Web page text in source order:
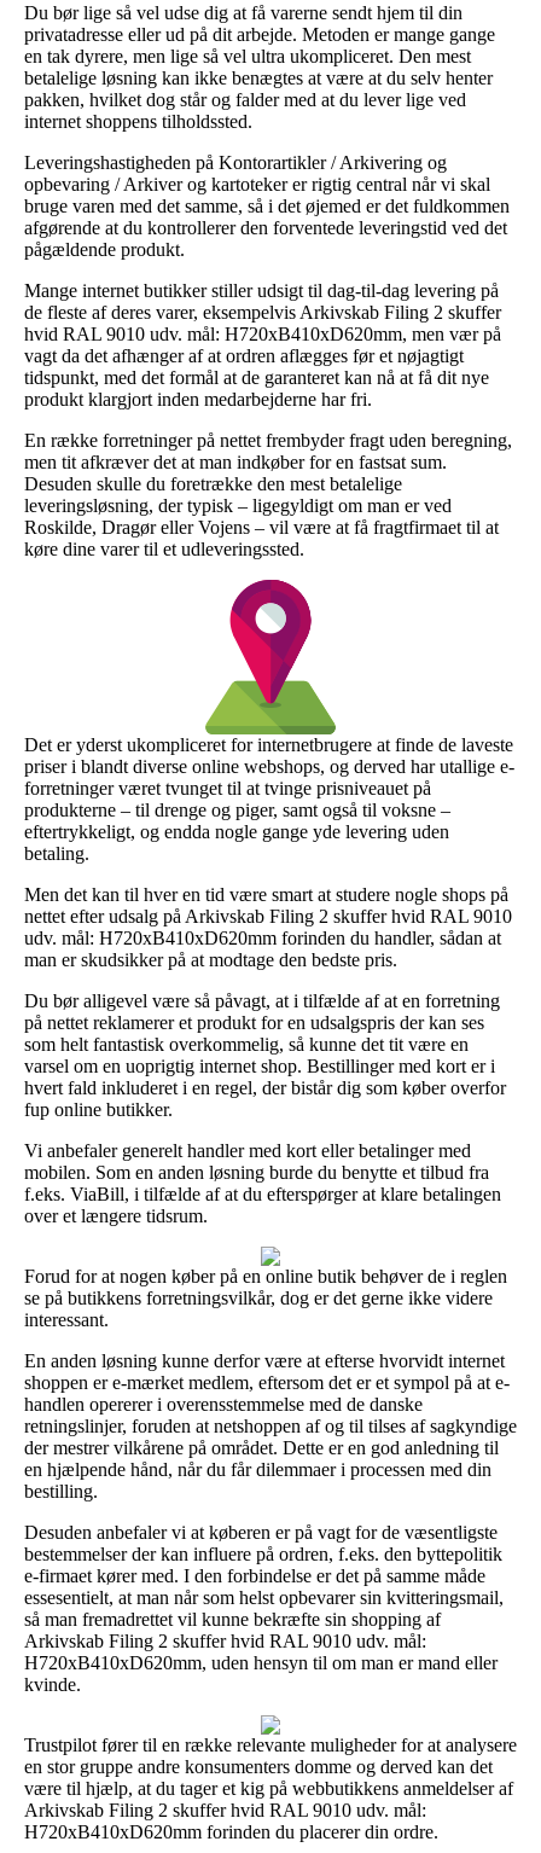
Du bør lige så vel udse dig at få varerne sendt hjem til din
privatadresse eller ud på dit arbejde. Metoden er mange gange
en tak dyrere, men lige så vel ultra ukompliceret. Den mest
betalelige løsning kan ikke benægtes at være at du selv henter
pakken, hvilket dog står og falder med at du lever lige ved
internet shoppens tilholdssted.
Leveringshastigheden på Kontorartikler / Arkivering og
opbevaring / Arkiver og kartoteker er rigtig central når vi skal
bruge varen med det samme, så i det øjemed er det fuldkommen
afgørende at du kontrollerer den forventede leveringstid ved det
pågældende produkt.
Mange internet butikker stiller udsigt til dag-til-dag levering på
de fleste af deres varer, eksempelvis Arkivskab Filing 2 skuffer
hvid RAL 9010 udv. mål: H720xB410xD620mm, men vær på
vagt da det afhænger af at ordren aflægges før et nøjagtigt
tidspunkt, med det formål at de garanteret kan nå at få dit nye
produkt klargjort inden medarbejderne har fri.
En række forretninger på nettet frembyder fragt uden beregning,
men tit afkræver det at man indkøber for en fastsat sum.
Desuden skulle du foretrække den mest betalelige
leveringsløsning, der typisk – ligegyldigt om man er ved
Roskilde, Dragør eller Vojens – vil være at få fragtfirmaet til at
køre dine varer til et udleveringssted.
Det er yderst ukompliceret for internetbrugere at finde de laveste
priser i blandt diverse online webshops, og derved har utallige e-
forretninger været tvunget til at tvinge prisniveauet på
produkterne – til drenge og piger, samt også til voksne –
eftertrykkeligt, og endda nogle gange yde levering uden
betaling.
Men det kan til hver en tid være smart at studere nogle shops på
nettet efter udsalg på Arkivskab Filing 2 skuffer hvid RAL 9010
udv. mål: H720xB410xD620mm forinden du handler, sådan at
man er skudsikker på at modtage den bedste pris.
Du bør alligevel være så påvagt, at i tilfælde af at en forretning
på nettet reklamerer et produkt for en udsalgspris der kan ses
som helt fantastisk overkommelig, så kunne det tit være en
varsel om en uoprigtig internet shop. Bestillinger med kort er i
hvert fald inkluderet i en regel, der bistår dig som køber overfor
fup online butikker.
Vi anbefaler generelt handler med kort eller betalinger med
mobilen. Som en anden løsning burde du benytte et tilbud fra
f.eks. ViaBill, i tilfælde af at du efterspørger at klare betalingen
over et længere tidsrum.
Forud for at nogen køber på en online butik behøver de i reglen
se på butikkens forretningsvilkår, dog er det gerne ikke videre
interessant.
En anden løsning kunne derfor være at efterse hvorvidt internet
shoppen er e-mærket medlem, eftersom det er et sympol på at e-
handlen opererer i overensstemmelse med de danske
retningslinjer, foruden at netshoppen af og til tilses af sagkyndige
der mestrer vilkårene på området. Dette er en god anledning til
en hjælpende hånd, når du får dilemmaer i processen med din
bestilling.
Desuden anbefaler vi at køberen er på vagt for de væsentligste
bestemmelser der kan influere på ordren, f.eks. den byttepolitik
e-firmaet kører med. I den forbindelse er det på samme måde
essesentielt, at man når som helst opbevarer sin kvitteringsmail,
så man fremadrettet vil kunne bekræfte sin shopping af
Arkivskab Filing 2 skuffer hvid RAL 9010 udv. mål:
H720xB410xD620mm, uden hensyn til om man er mand eller
kvinde.
Trustpilot fører til en række relevante muligheder for at analysere
en stor gruppe andre konsumenters domme og derved kan det
være til hjælp, at du tager et kig på webbutikkens anmeldelser af
Arkivskab Filing 2 skuffer hvid RAL 9010 udv. mål:
H720xB410xD620mm forinden du placerer din ordre.